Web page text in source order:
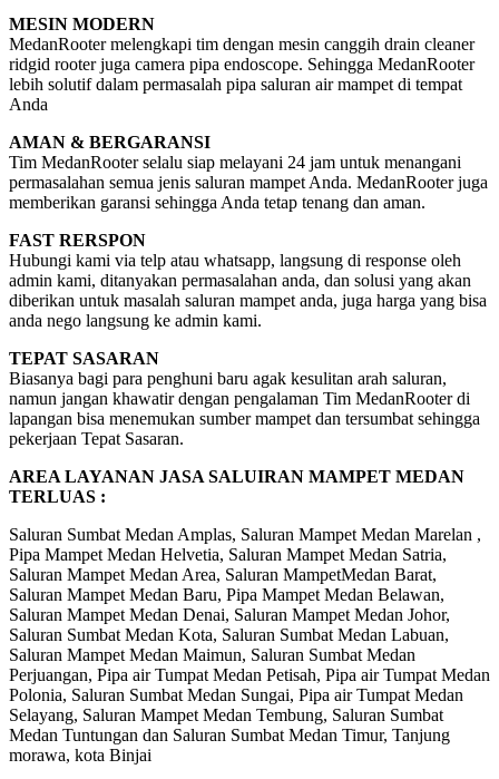
MESIN MODERN
MedanRooter melengkapi tim dengan mesin canggih drain cleaner
ridgid rooter juga camera pipa endoscope. Sehingga MedanRooter
lebih solutif dalam permasalah pipa saluran air mampet di tempat
Anda
AMAN & BERGARANSI
Tim MedanRooter selalu siap melayani 24 jam untuk menangani
permasalahan semua jenis saluran mampet Anda. MedanRooter juga
memberikan garansi sehingga Anda tetap tenang dan aman.
FAST RERSPON
Hubungi kami via telp atau whatsapp, langsung di response oleh
admin kami, ditanyakan permasalahan anda, dan solusi yang akan
diberikan untuk masalah saluran mampet anda, juga harga yang bisa
anda nego langsung ke admin kami.
TEPAT SASARAN
Biasanya bagi para penghuni baru agak kesulitan arah saluran,
namun jangan khawatir dengan pengalaman Tim MedanRooter di
lapangan bisa menemukan sumber mampet dan tersumbat sehingga
pekerjaan Tepat Sasaran.
AREA LAYANAN JASA SALUIRAN MAMPET MEDAN
TERLUAS :
Saluran Sumbat Medan Amplas, Saluran Mampet Medan Marelan ,
Pipa Mampet Medan Helvetia, Saluran Mampet Medan Satria,
Saluran Mampet Medan Area, Saluran MampetMedan Barat,
Saluran Mampet Medan Baru, Pipa Mampet Medan Belawan,
Saluran Mampet Medan Denai, Saluran Mampet Medan Johor,
Saluran Sumbat Medan Kota, Saluran Sumbat Medan Labuan,
Saluran Mampet Medan Maimun, Saluran Sumbat Medan
Perjuangan, Pipa air Tumpat Medan Petisah, Pipa air Tumpat Medan
Polonia, Saluran Sumbat Medan Sungai, Pipa air Tumpat Medan
Selayang, Saluran Mampet Medan Tembung, Saluran Sumbat
Medan Tuntungan dan Saluran Sumbat Medan Timur, Tanjung
morawa, kota Binjai